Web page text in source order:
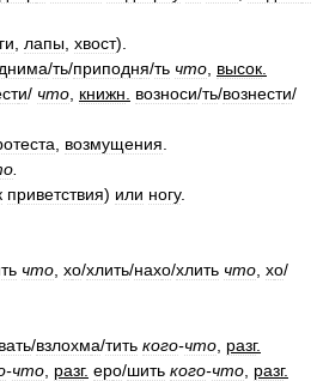
лапы хвост).
а/ть/приподня/ть что высок
и/ что книжн возноси/ть/вознести/
возмущения
приветствия) или ногу.
что хо/хлить/нахо/хлить что хо/
/взлохма/тить кого-что разг.
-что разг. еро/шить кого-что разг.